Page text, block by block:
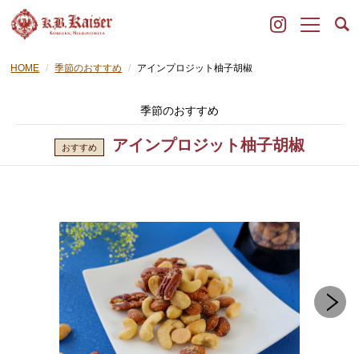
HOME 季節のおすすめ アインプロジット柚子胡椒
季節のおすすめ
アインプロジット柚子胡椒